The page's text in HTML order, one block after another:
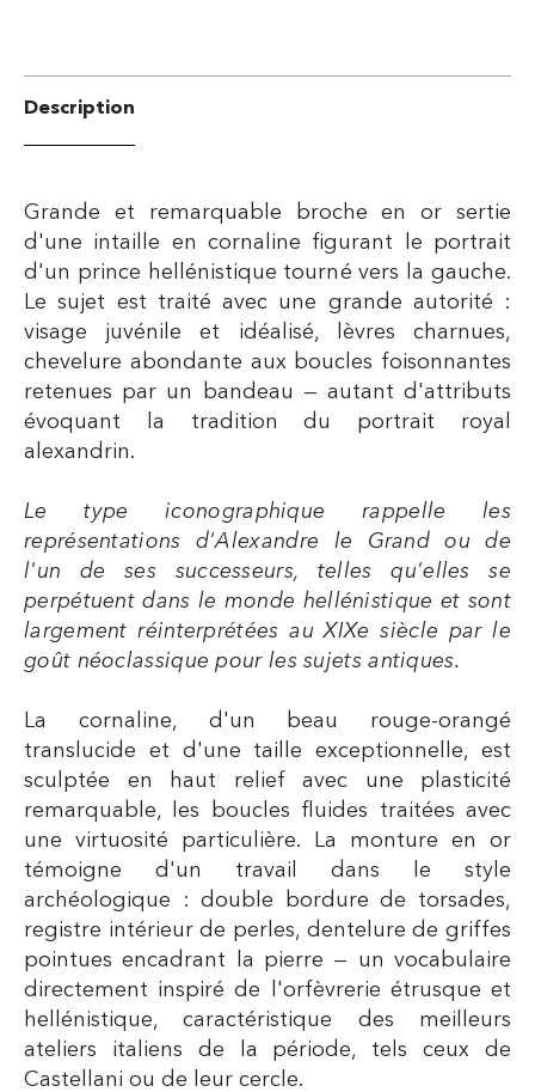
Description
Grande et remarquable broche en or sertie
d'une intaille en cornaline figurant le portrait
d'un prince hellénistique tourné vers la gauche.
Le sujet est traité avec une grande autorité :
visage juvénile et idéalisé, lèvres charnues,
chevelure abondante aux boucles foisonnantes
retenues par un bandeau — autant d'attributs
évoquant la tradition du portrait royal
alexandrin.
Le type iconographique rappelle les
représentations d'Alexandre le Grand ou de
l'un de ses successeurs, telles qu'elles se
perpétuent dans le monde hellénistique et sont
largement réinterprétées au XIXe siècle par le
goût néoclassique pour les sujets antiques.
La cornaline, d'un beau rouge-orangé
translucide et d'une taille exceptionnelle, est
sculptée en haut relief avec une plasticité
remarquable, les boucles fluides traitées avec
une virtuosité particulière. La monture en or
témoigne d'un travail dans le style
archéologique : double bordure de torsades,
registre intérieur de perles, dentelure de griffes
pointues encadrant la pierre — un vocabulaire
directement inspiré de l'orfèvrerie étrusque et
hellénistique, caractéristique des meilleurs
ateliers italiens de la période, tels ceux de
Castellani ou de leur cercle.